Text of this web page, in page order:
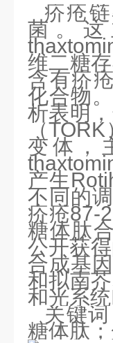
疥疮
菌。
维二糖
含有疥
化合物
析表明
（
变体，
产生
不同的
疥疮87-
糖体肽
公开获
合成基
和拟南
和光系
关键
糖体肽